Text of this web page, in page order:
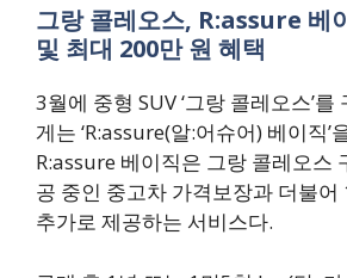
그랑 콜레오스, R:assure 베
및 최대 200만 원 혜택
3월에 중형 SUV ‘그랑 콜레오스’
게는 ‘R:assure(알:어슈어) 베이직’
R:assure 베이직은 그랑 콜레오스
공 중인 중고차 가격보장과 더불어
추가로 제공하는 서비스다.